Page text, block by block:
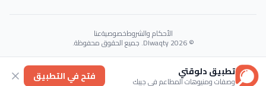
الأحكام والشروطخصوصيةعنا
© 2026 Dlwaqty. جميع الحقوق محفوظة.
Powered byGAIT
تطبيق دلوقتي
وصفات ومنيوهات المطاعم في جيبك فتح في التطبيق